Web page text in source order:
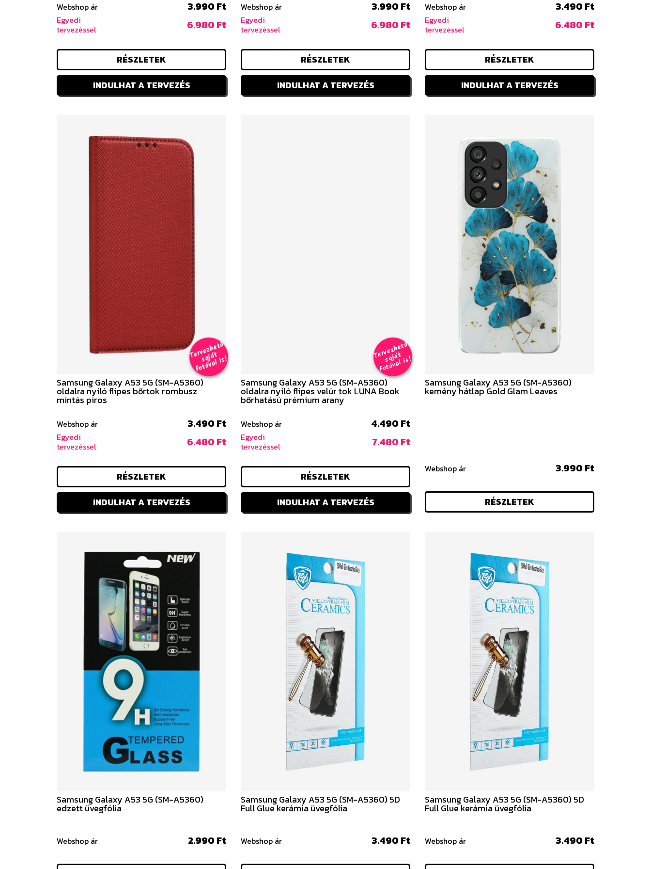
Webshop ár 3.990 Ft
Egyedi
tervezéssel
6.980 Ft
RÉSZLETEK
INDULHAT A TERVEZÉS
Webshop ár 3.990 Ft
Egyedi
tervezéssel
6.980 Ft
RÉSZLETEK
INDULHAT A TERVEZÉS
Webshop ár 3.490 Ft
Egyedi
tervezéssel
6.480 Ft
RÉSZLETEK
INDULHAT A TERVEZÉS
T
er
v
e
z
h
e
t
ő
s
aj
á
t
f
o
t
ó
v
al i
s
!
Samsung Galaxy A53 5G (SM-A5360)
oldalra nyíló flipes bőrtok rombusz
mintás piros
Webshop ár 3.490 Ft
Egyedi
tervezéssel
6.480 Ft
RÉSZLETEK
INDULHAT A TERVEZÉS
T
er
v
e
z
h
e
t
ő
s
aj
á
t
f
o
t
ó
v
al i
s
!
Samsung Galaxy A53 5G (SM-A5360)
oldalra nyíló flipes velúr tok LUNA Book
bőrhatású prémium arany
Webshop ár 4.490 Ft
Egyedi
tervezéssel
7.480 Ft
RÉSZLETEK
INDULHAT A TERVEZÉS
Samsung Galaxy A53 5G (SM-A5360)
kemény hátlap Gold Glam Leaves
Webshop ár 3.990 Ft
RÉSZLETEK
Samsung Galaxy A53 5G (SM-A5360)
edzett üvegfólia
Webshop ár 2.990 Ft
Samsung Galaxy A53 5G (SM-A5360) 5D
Full Glue kerámia üvegfólia
Webshop ár 3.490 Ft
Samsung Galaxy A53 5G (SM-A5360) 5D
Full Glue kerámia üvegfólia
Webshop ár 3.490 Ft